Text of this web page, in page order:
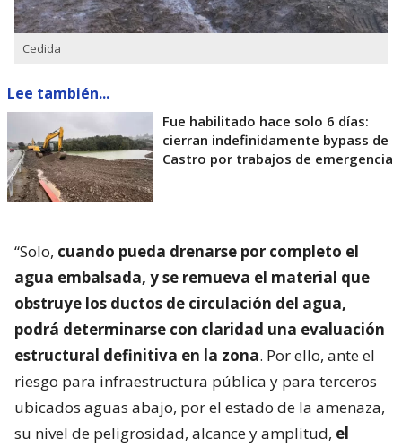
Cedida
Lee también...
Fue habilitado hace solo 6 días:
cierran indefinidamente bypass de
Castro por trabajos de emergencia
“Solo, cuando pueda drenarse por completo el
agua embalsada, y se remueva el material que
obstruye los ductos de circulación del agua,
podrá determinarse con claridad una evaluación
estructural definitiva en la zona. Por ello, ante el
riesgo para infraestructura pública y para terceros
ubicados aguas abajo, por el estado de la amenaza,
su nivel de peligrosidad, alcance y amplitud, el